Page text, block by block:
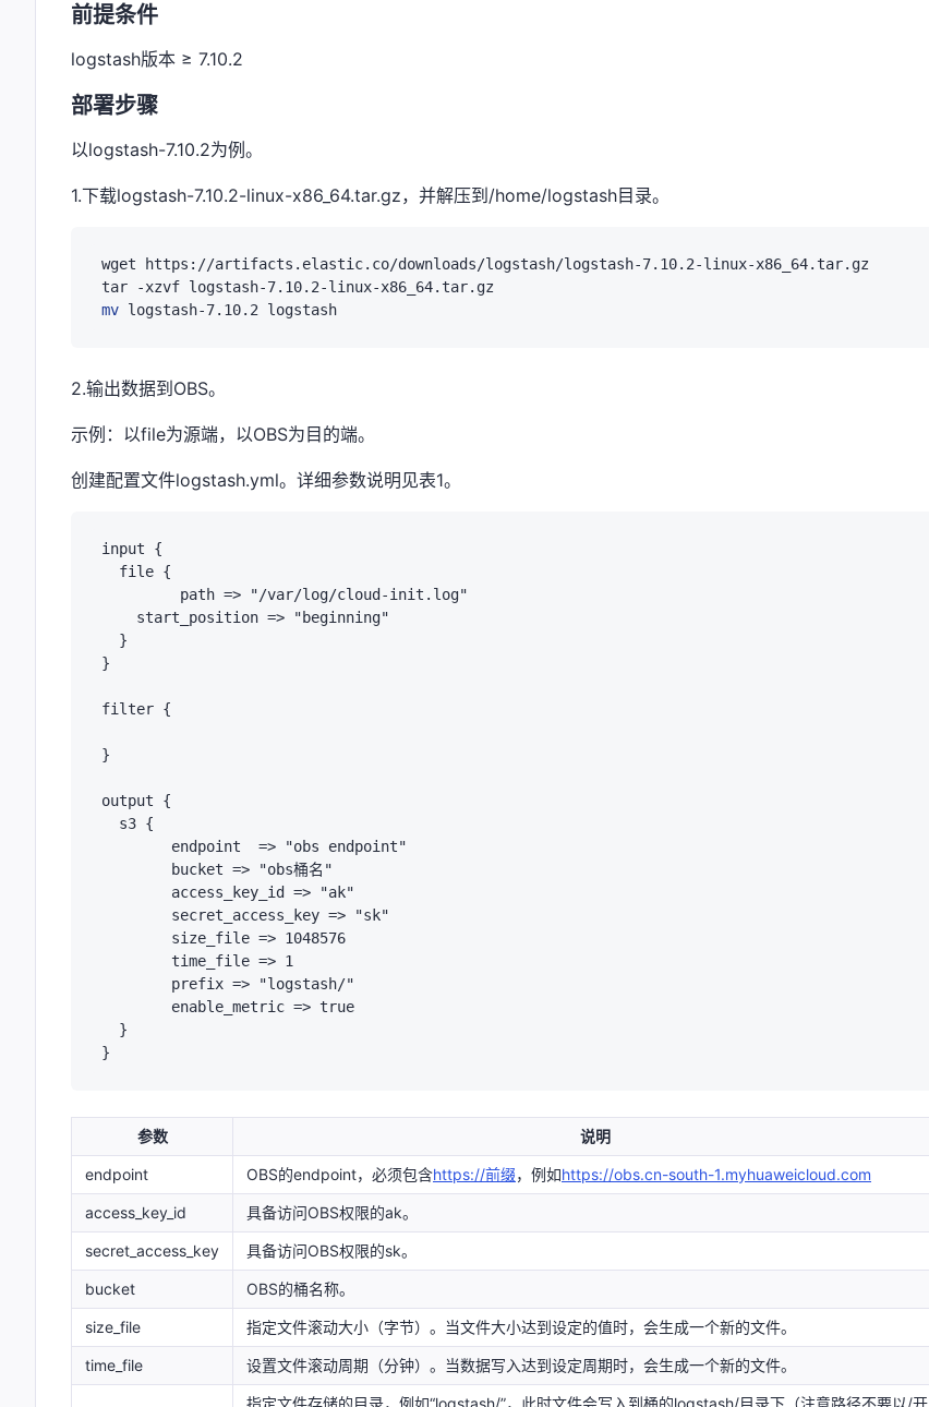
前提条件
logstash版本 ≥ 7.10.2
部署步骤
以logstash-7.10.2为例。
1.下载logstash-7.10.2-linux-x86_64.tar.gz，并解压到/home/logstash目录。
wget https://artifacts.elastic.co/downloads/logstash/logstash-7.10.2-linux-x86_64.tar.gz
mv
2.输出数据到OBS。
示例：以file为源端，以OBS为目的端。
创建配置文件logstash.yml。详细参数说明见表1。
input {
  file {
         path => "/var/log/cloud-init.log"
    start_position => "beginning"
  }
}
filter {
}
output {
  s3 {
        time_file => 1
        prefix => "logstash/"
        enable_metric => true
  }
参数 说明
endpoint OBS的endpoint，必须包含https://前缀，例如https://obs.cn-south-1.myhuaweicloud.com
access_key_id 具备访问OBS权限的ak。
secret_access_key 具备访问OBS权限的sk。
bucket OBS的桶名称。
size_file 指定文件滚动大小（字节）。当文件大小达到设定的值时，会生成一个新的文件。
time_file 设置文件滚动周期（分钟）。当数据写入达到设定周期时，会生成一个新的文件。